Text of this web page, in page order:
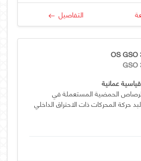
التفاصيل
OS
GSO
عمانية
الحمضية المستعملة في
حركة المحركات ذات الاحتراق الداخلي